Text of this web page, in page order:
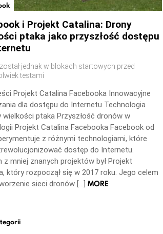
i Projekt Catalina: Drony
ptaka jako przyszłość dostępu
jednak w blokach startowych przed
testami
Projekt Catalina Facebooka Innowacyjne
dla dostępu do Internetu Technologia
wielkości ptaka Przyszłość dronów w
Projekt Catalina Facebooka Facebook od
z różnymi technologiami, które
dostęp do Internetu.
z mniej znanych projektów był Projekt
który rozpoczął się w 2017 roku. Jego celem
sieci dronów […] MORE